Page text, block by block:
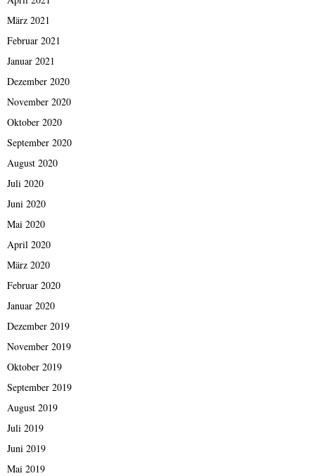
März 2021
Februar 2021
Januar 2021
Dezember 2020
November 2020
Oktober 2020
September 2020
August 2020
Juli 2020
Juni 2020
Mai 2020
April 2020
März 2020
Februar 2020
Januar 2020
Dezember 2019
November 2019
Oktober 2019
September 2019
August 2019
Juli 2019
Juni 2019
Mai 2019